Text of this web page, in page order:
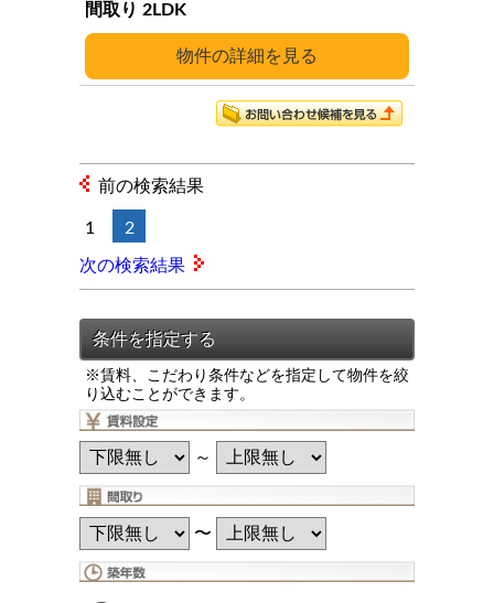
※賃料、こだわり条件などを指定して物件を絞
り込むことができます。
～
〜
詳細
2LDK
前の検索結果
1 2
次の検索結果